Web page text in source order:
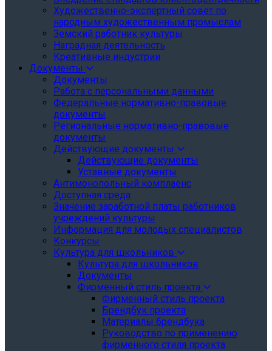
Художественно-экспертный совет по
народным художественным промыслам
Земский работник культуры
Наградная деятельность
Креативные индустрии
Документы
Документы
Работа с персональными данными
Федеральные нормативно-правовые
документы
Региональные нормативно-правовые
документы
Действующие документы
Действующие документы
Уставные документы
Антимонопольный комплаенс
Доступная среда
Значение заработной платы работников
учреждений культуры
Информация для молодых специалистов
Конкурсы
Культура для школьников
Культура для школьников
Документы
Фирменный стиль проекта
Фирменный стиль проекта
Брендбук проекта
Материалы брендбука
Руководство по применению
фирменного стиля проекта